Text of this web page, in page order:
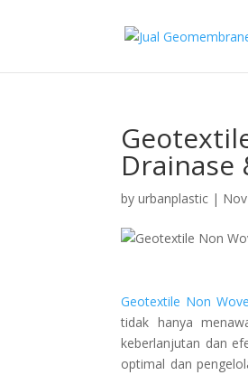
Drainase
byurbanplastic |
Geotextile Non
tidak hanya
keberlanjutan dan
optimal dan